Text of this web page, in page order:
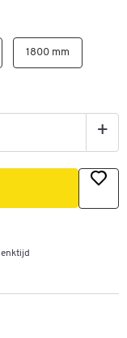
1800 mm
+